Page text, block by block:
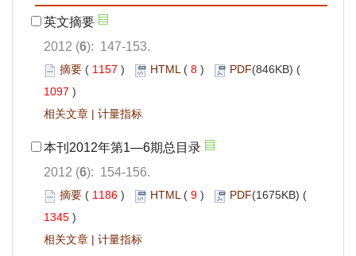
英文摘要
2012 (6): 147-153.
摘要 ( 1157 ) HTML( 8 ) PDF(846KB) (
1097 )
相关文章 | 计量指标
本刊2012年第1—6期总目录
2012 (6): 154-156.
摘要 ( 1186 ) HTML( 9 ) PDF(1675KB) (
1345 )
相关文章 | 计量指标